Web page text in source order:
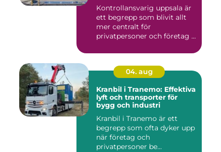
Kontrollansvarig uppsala är
ett begrepp som blivit allt
mer centralt för
privatpersoner och företag ...
04. aug
Kranbil i Tranemo: Effektiva
lyft och transporter för
bygg och industri
Kranbil i Tranemo är ett
begrepp som ofta dyker upp
när företag och
privatpersoner be...